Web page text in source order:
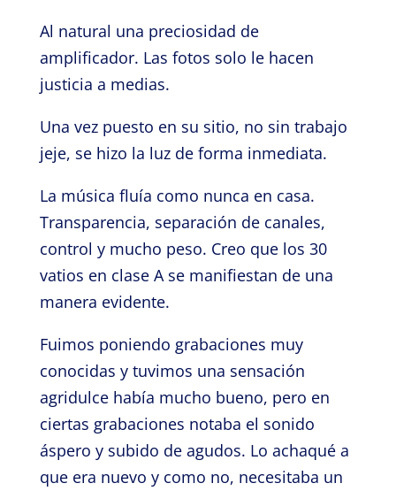
Al natural una preciosidad de
amplificador. Las fotos solo le hacen
justicia a medias.
Una vez puesto en su sitio, no sin trabajo
jeje, se hizo la luz de forma inmediata.
La música fluía como nunca en casa.
Transparencia, separación de canales,
control y mucho peso. Creo que los 30
vatios en clase A se manifiestan de una
manera evidente.
Fuimos poniendo grabaciones muy
conocidas y tuvimos una sensación
agridulce había mucho bueno, pero en
ciertas grabaciones notaba el sonido
áspero y subido de agudos. Lo achaqué a
que era nuevo y como no, necesitaba un